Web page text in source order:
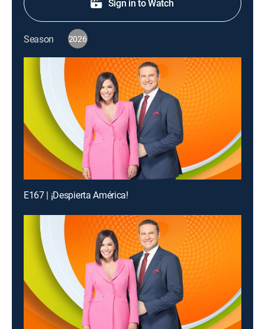
Sign in to Watch
Season 2026
E167 | ¡Despierta América!